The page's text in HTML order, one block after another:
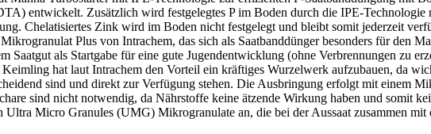
entwickelt. Zusätzlich wird festgelegtes P im Boden durch die IPE-Technologie
Chelatisiertes Zink wird im Boden nicht festgelegt und bleibt somit jederzeit
Plus von Intrachem, das sich als Saatbanddünger besonders für den
Saatgut als Startgabe für eine gute Jugendentwicklung (ohne Verbrennungen zu
hat laut Intrachem den Vorteil ein kräftiges Wurzelwerk aufzubauen, da
sind und direkt zur Verfügung stehen. Die Ausbringung erfolgt mit einem
sind nicht notwendig, da Nährstoffe keine ätzende Wirkung haben und somit
Micro Granules (UMG) Mikrogranulate an, die bei der Aussaat zusammen mit